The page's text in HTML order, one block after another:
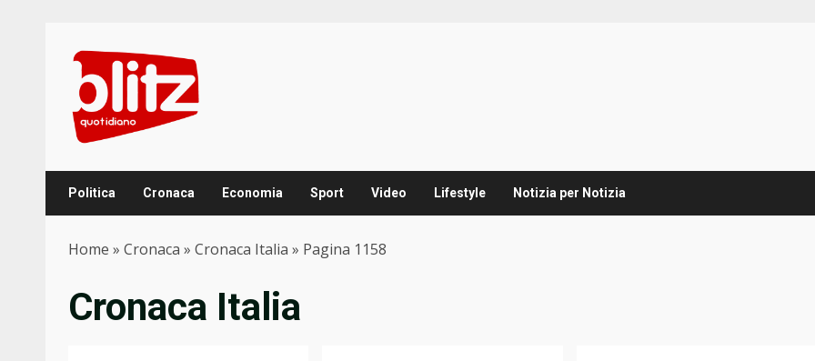
content
Politica Cronaca Economia Sport Video Lifestyle Notizia per Notizia
Home » Cronaca » Cronaca Italia » Pagina 1158
Cronaca Italia